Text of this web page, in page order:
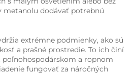
metanolu dodávať potrebnú
extrémne podmienky, ako sú
a prašné prostredie. To ich činí
a ropnom
fungovať za náročných